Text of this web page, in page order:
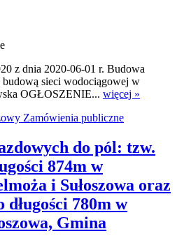
z dnia 2020-06-01 r. Budowa
sieci wodociągowej w
OGŁOSZENIE... więcej »
Zamówienia publiczne
do pól: tzw.
874m w
i Sułoszowa oraz
długości 780m w
Gmina